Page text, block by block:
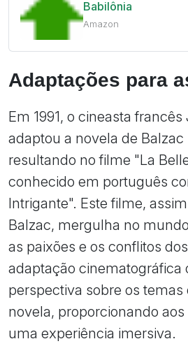
Babilônia
Amazon
Adaptações para
Em 1991, o cineasta
adaptou a novela de
resultando no filme "La
conhecido em português
Intrigante". Este filme,
Balzac, mergulha no
as paixões e os conflitos
adaptação cinematográfica
perspectiva sobre os temas
novela, proporcionando
uma experiência imersiva.